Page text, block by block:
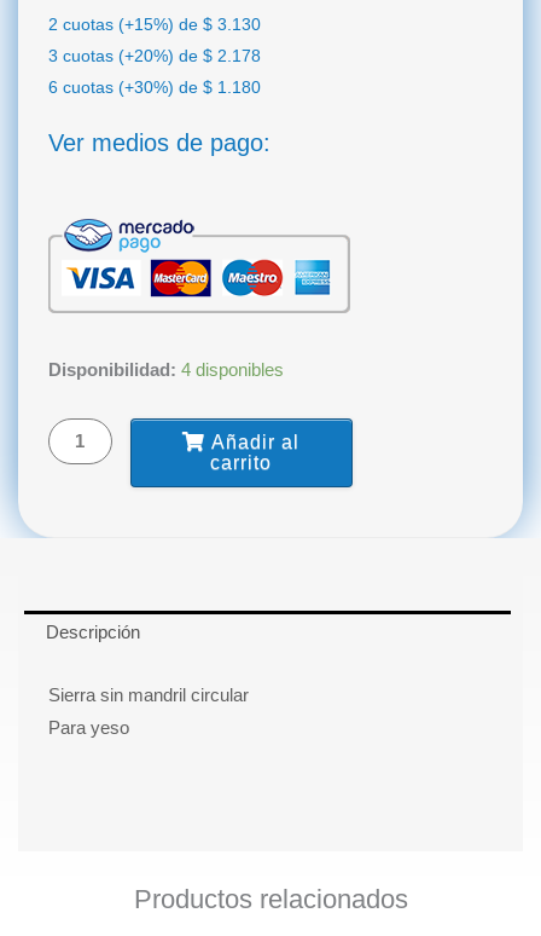
2 cuotas (+15%) de $ 3.130
3 cuotas (+20%) de $ 2.178
6 cuotas (+30%) de $ 1.180
Ver medios de pago:
Disponibilidad: 4 disponibles
Sierra
BELKYS
cantidad
Añadir al
carrito
Descripción
Sierra sin mandril circular
Para yeso
Productos relacionados